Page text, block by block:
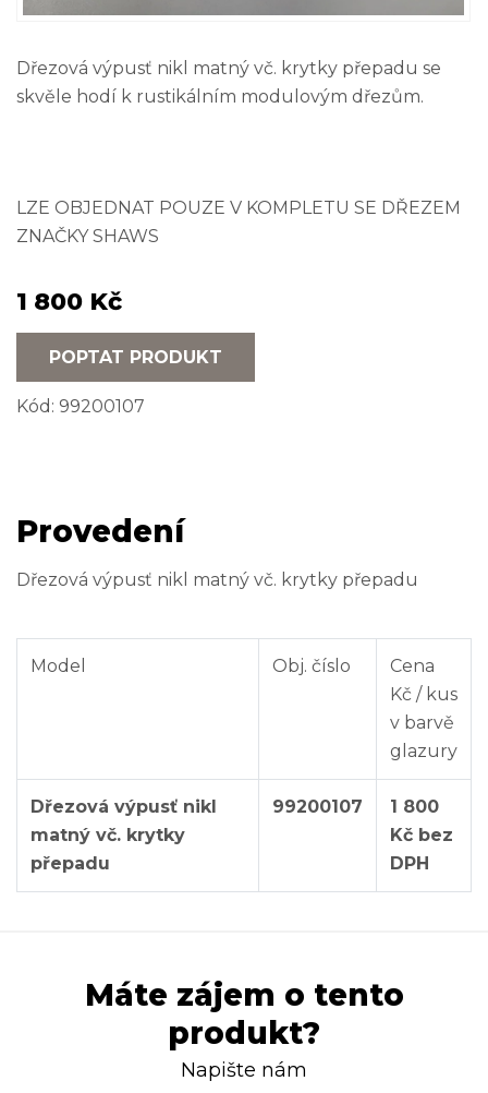
Dřezová výpusť nikl matný vč. krytky přepadu se
skvěle hodí k rustikálním modulovým dřezům.
LZE OBJEDNAT POUZE V KOMPLETU SE DŘEZEM
ZNAČKY SHAWS
1 800 Kč
POPTAT PRODUKT
Kód: 99200107
Provedení
Dřezová výpusť nikl matný vč. krytky přepadu
Model Obj. číslo
Cena
Kč / kus
v barvě
glazury
Dřezová výpusť nikl
matný vč. krytky
přepadu
99200107
1 800
Kč bez
DPH
Máte zájem o tento
produkt?
Napište nám